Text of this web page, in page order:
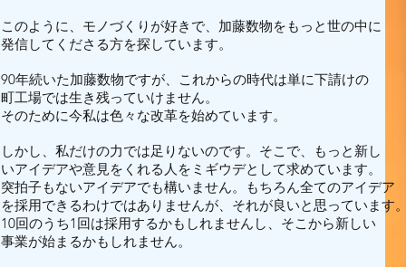
このように、モノづくりが好きで、加藤数物をもっと世の中に
発信してくださる方を探しています。
90年続いた加藤数物ですが、これからの時代は単に下請けの
町工場では生き残っていけません。
そのために今私は色々な改革を始めています。
しかし、私だけの力では足りないのです。そこで、もっと新し
いアイデアや意見をくれる人をミギウデとして求めています。
突拍子もないアイデアでも構いません。もちろん全てのアイデア
を採用できるわけではありませんが、それが良いと思っています
10回のうち1回は採用するかもしれませんし、そこから新しい
事業が始まるかもしれません。